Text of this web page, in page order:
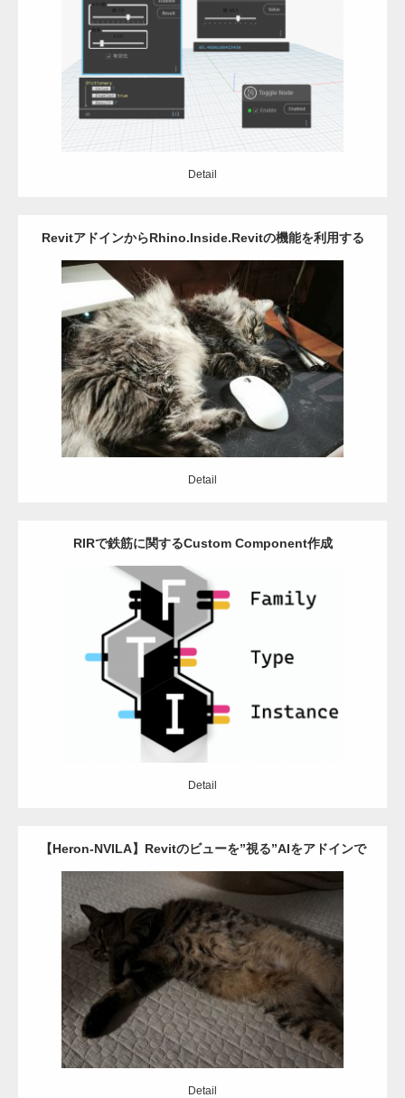
Category: Dynamo Revit C#
Detail
RevitアドインからRhino.Inside.Revitの機能を利用する
Category:Revit Rhinoceros アドイン C#
Detail
Detail
RIRで鉄筋に関するCustom Component作成
Category: Grasshopper
Detail
Detail
【Heron-NVILA】Revitのビューを”視る”AIをアドインで
動かしてみた
Category:Revit アドイン C# python
Detail
Detail